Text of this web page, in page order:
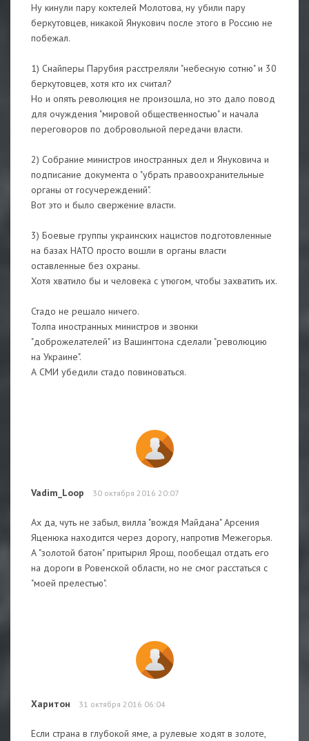
Ну кинули пару коктелей Молотова, ну убили пару
беркутовцев, никакой Янукович после этого в Россию не
побежал.
1) Снайперы Парубия расстреляли "небесную сотню" и 30
беркутовцев, хотя кто их считал?
Но и опять революция не произошла, но это дало повод
для очуждения "мировой общественностью" и начала
переговоров по добровольной передачи власти.
2) Собрание министров иностранных дел и Януковича и
подписание документа о "убрать правоохранительные
органы от госучереждений".
Вот это и было свержение власти.
3) Боевые группы украинских нацистов подготовленные
на базах НАТО просто вошли в органы власти
оставленные без охраны.
Хотя хватило бы и человека с утюгом, чтобы захватить их.
Стадо не решало ничего.
Толпа иностранных министров и звонки
"доброжелателей" из Вашингтона сделали "революцию
на Украине".
А СМИ убедили стадо повиноваться.
Vadim_Loop 30 октября 2016 20:07
Ах да, чуть не забыл, вилла "вождя Майдана" Арсения
Яценюка находится через дорогу, напротив Межегорья.
А "золотой батон" притырил Ярош, пообещал отдать его
на дороги в Ровенской области, но не смог расстаться с
"моей прелестью".
Харитон 31 октября 2016 06:04
Если страна в глубокой яме, а рулевые ходят в золоте,